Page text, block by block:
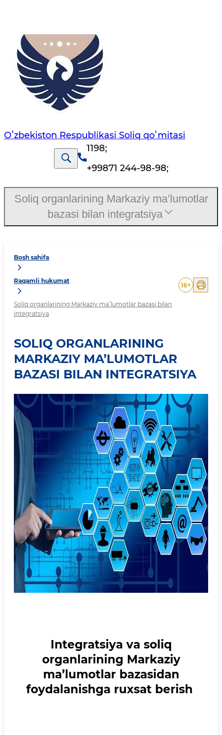
Oʻzbekiston Respublikasi Soliq qoʻmitasi
1198;
+99871 244-98-98;
Bosh sahifa
Raqamli hukumat
Soliq organlarining Markaziy ma’lumotlar bazasi bilan
integratsiya
16+
SOLIQ ORGANLARINING
MARKAZIY MA’LUMOTLAR
BAZASI BILAN INTEGRATSIYA
Integratsiya va soliq
organlarining Markaziy
ma’lumotlar bazasidan
foydalanishga ruxsat berish
Soliq organlarining Markaziy ma’lumotlar
bazasi bilan integratsiya